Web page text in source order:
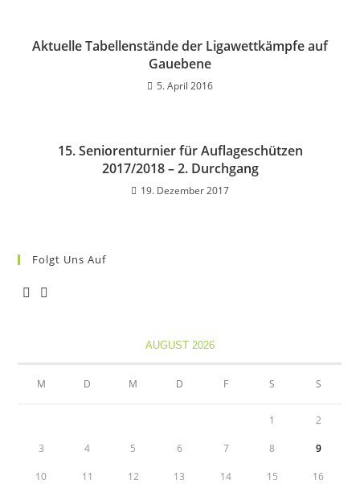
Aktuelle Tabellenstände der Ligawettkämpfe auf
Gauebene
5. April 2016
15. Seniorenturnier für Auflageschützen
2017/2018 – 2. Durchgang
19. Dezember 2017
Folgt Uns Auf
AUGUST 2026
M D M D F S S
1 2
3 4 5 6 7 8 9
10 11 12 13 14 15 16